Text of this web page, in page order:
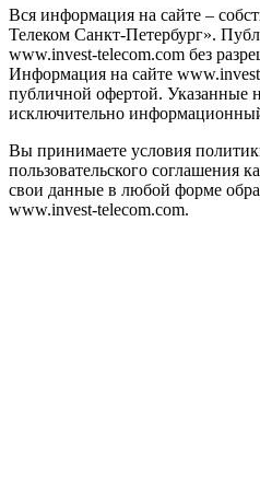
Вся информация на сайте –
Телеком Санкт-Петербург».
www.invest-telecom.com без
Информация на сайте
публичной офертой. Указанные
исключительно
Вы принимаете условия
пользовательского соглашения
свои данные в любой форме
www.invest-telecom.com.